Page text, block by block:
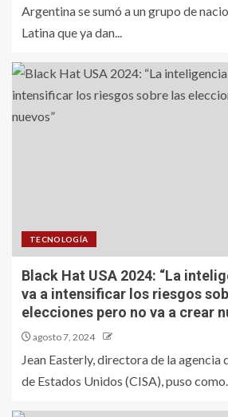
Argentina se sumó a un grupo de
Latina que ya dan...
TECNOLOGÍA
Black Hat USA 2024: “La
va a intensificar los riesgos
elecciones pero no va a crear
agosto 7, 2024
Jean Easterly, directora de la
de Estados Unidos (CISA), puso